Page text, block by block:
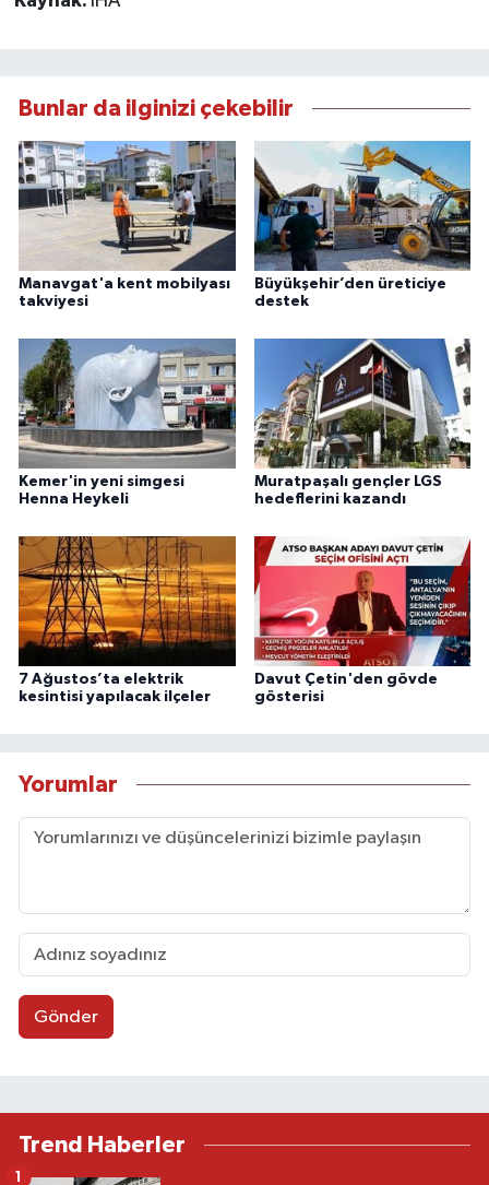
Bunlar da ilginizi çekebilir
Manavgat'a kent mobilyası
takviyesi
Büyükşehir’den üreticiye
destek
Kemer'in yeni simgesi
Henna Heykeli
Muratpaşalı gençler LGS
hedeflerini kazandı
7 Ağustos’ta elektrik
kesintisi yapılacak ilçeler
Davut Çetin'den gövde
gösterisi
Yorumlar
Gönder
Trend Haberler
1